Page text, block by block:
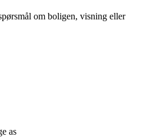
om boligen, visning eller
as